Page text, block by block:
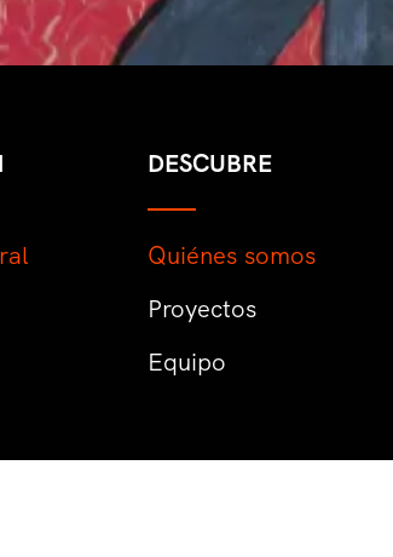
DESCUBRE
Quiénes somos
Proyectos
Equipo